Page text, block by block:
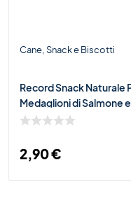
Cane Snack e Biscotti
Record Snack Naturale
Medaglioni di Salmone e
Bacche di Goji 75 g per
2,90€